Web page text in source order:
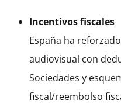
Incentivos fiscales
España ha
audiovisual con
Sociedades y
fiscal/reembolso